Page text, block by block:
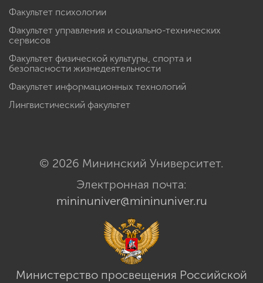
Факультет психологии
Факультет управления и социально-технических
сервисов
Факультет физической культуры, спорта и
безопасности жизнедеятельности
Факультет информационных технологий
Лингвистический факультет
© 2026 Мининский Университет.
Электронная почта:
mininuniver@mininuniver.ru
Министерство просвещения Российской